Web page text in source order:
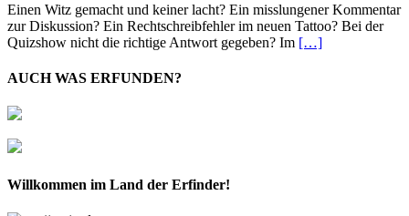
Einen Witz gemacht und keiner lacht? Ein misslungener Kommentar
zur Diskussion? Ein Rechtschreibfehler im neuen Tattoo? Bei der
Quizshow nicht die richtige Antwort gegeben? Im […]
AUCH WAS ERFUNDEN?
Willkommen im Land der Erfinder!